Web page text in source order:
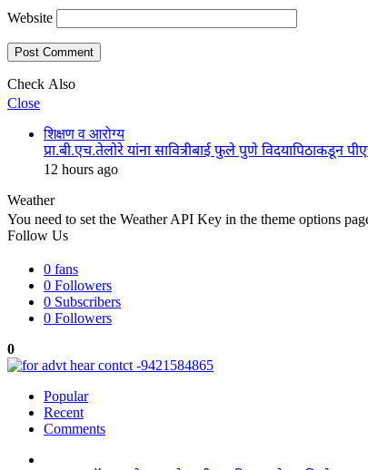
Website
Check Also
Close
शिक्षण व आरोग्य
प्रा.बी.एच.तेलोरे यांना सावित्रीबाई फुले पुणे विदयापिठाकडून
12 hours ago
Weather
You need to set the Weather API Key in the theme options
Follow Us
0 fans
0 Followers
0 Subscribers
0 Followers
0
Popular
Recent
Comments